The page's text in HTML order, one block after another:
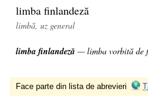
limba finlandeză
limbă, uz general
limba finlandeză — limba vorbită de
Face parte din lista de abrevieri